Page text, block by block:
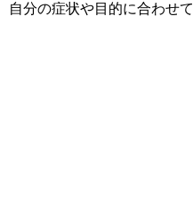
自分の症状や目的に合わせ